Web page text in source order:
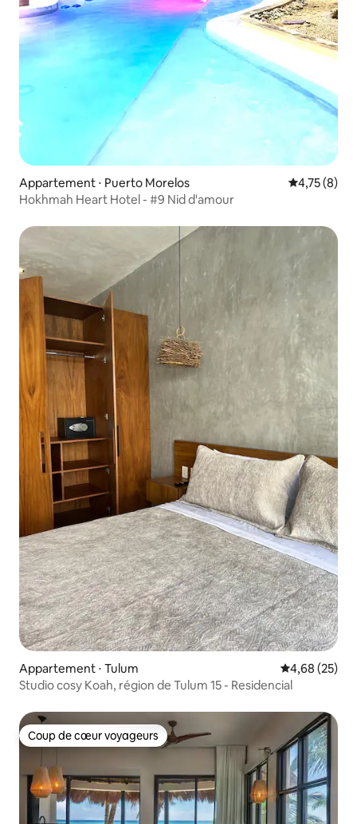
Appartement ⋅ Puerto Morelos Évaluation
4,75 (8)
Hokhmah Heart Hotel - #9 Nid d'amour
Appartement ⋅ Tulum Évaluation
4,68 (25)
Studio cosy Koah, région de Tulum 15 - Residencial
Coup de cœur voyageurs
Coup de cœur voyageurs